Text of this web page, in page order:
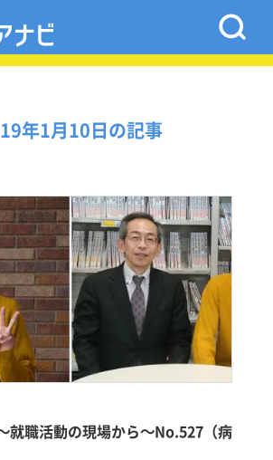
年1月10日の記事
就職活動の現場から～No.527（病